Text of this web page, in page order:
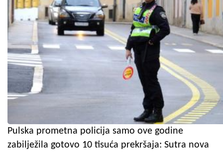
Pulska prometna policija samo ove godine
zabilježila gotovo 10 tisuća prekršaja: Sutra nova